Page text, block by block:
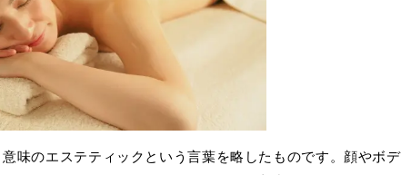
味のエステティックという言葉を略したものです。顔やボデ